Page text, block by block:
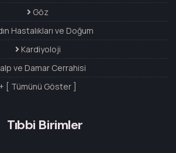
Göz
Hastalıkları ve Doğum
Kardiyoloji
ve Damar Cerrahisi
+ [ Tümünü Göster ]
Tıbbi Birimler